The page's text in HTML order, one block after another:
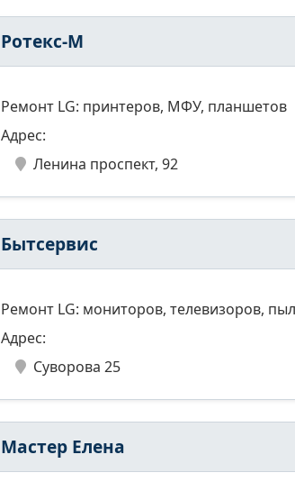
Ротекс-М
Ремонт LG: принтеров, МФУ, планшетов
Адрес:
Ленина проспект, 92
Бытсервис
Ремонт LG: мониторов, телевизоров,
Адрес:
Суворова 25
Мастер Елена